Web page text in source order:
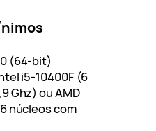
(64-bit)
i5-10400F (6
Ghz) ou AMD
núcleos com